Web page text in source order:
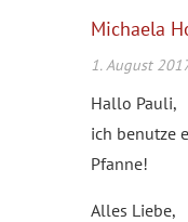
Michaela
1. August
Hallo Pauli,
ich benutze
Pfanne!
Alles Liebe,